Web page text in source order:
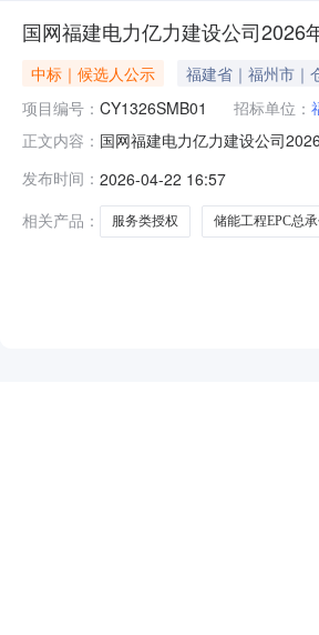
国网福建电力亿力建设公司2026
中标｜候选人公示 福建省｜福州市｜
项目编号： CY1326SMB01 招标单位：
正文内容： 国网福建电力亿力建设公司
发布时间： 2026-04-22 16:57
相关产品：
服务类授权 储能工程EPC总